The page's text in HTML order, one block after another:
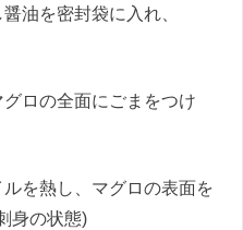
油を密封袋に入れ、
ロの全面にごまをつけ
を熱し、マグロの表面を
身の状態)